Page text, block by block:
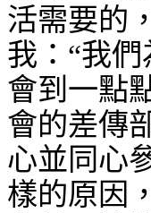
活需要的
我：“我
會到一點
會的差傳
心並同心
樣的原因